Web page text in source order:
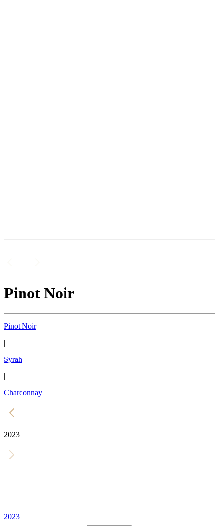
Pinot Noir
Pinot Noir
|
Syrah
|
Chardonnay
2023
2023